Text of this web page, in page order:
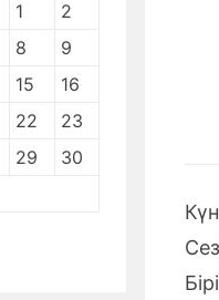
1
2
8
9
15
16
22
23
29
30